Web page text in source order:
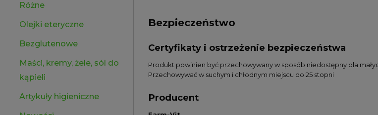
Różne
Olejki eteryczne
Bezglutenowe
Maści, kremy, żele, sól do
kąpieli
Artykuły higieniczne
Bezpieczeństwo
Certyfikaty i ostrzeżenie bezpieczeństwa
Produkt powinien być przechowywany w sposób niedostępny dla
Przechowywać w suchym i chłodnym miejscu do 25 stopni
Producent